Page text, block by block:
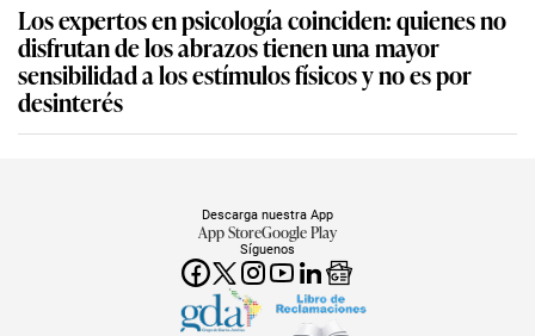
Los expertos en psicología coinciden: quienes no
disfrutan de los abrazos tienen una mayor
sensibilidad a los estímulos físicos y no es por
desinterés
Síguenos
Descarga nuestra App
App StoreGoogle Play